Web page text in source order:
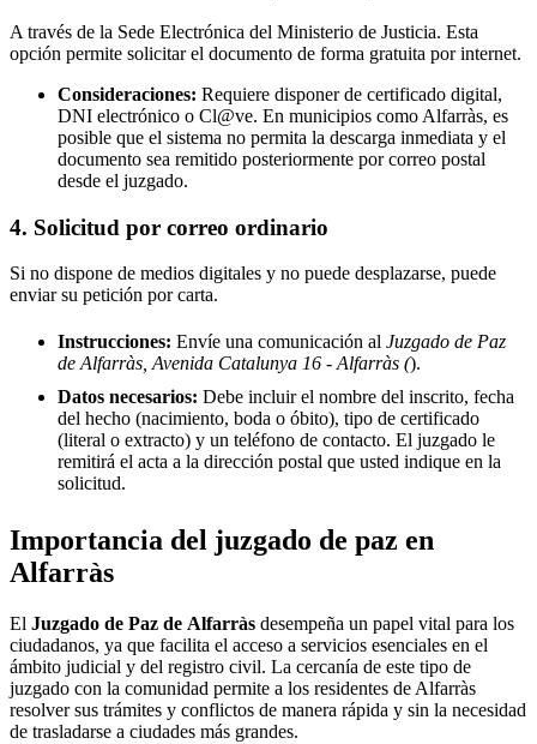
A través de la Sede Electrónica del Ministerio de Justicia. Esta
opción permite solicitar el documento de forma gratuita por internet.
Consideraciones: Requiere disponer de certificado digital,
DNI electrónico o Cl@ve. En municipios como Alfarràs, es
posible que el sistema no permita la descarga inmediata y el
documento sea remitido posteriormente por correo postal
desde el juzgado.
4. Solicitud por correo ordinario
Si no dispone de medios digitales y no puede desplazarse, puede
enviar su petición por carta.
Instrucciones: Envíe una comunicación al Juzgado de Paz
de Alfarràs, Avenida Catalunya 16 - Alfarràs ().
Datos necesarios: Debe incluir el nombre del inscrito, fecha
del hecho (nacimiento, boda o óbito), tipo de certificado
(literal o extracto) y un teléfono de contacto. El juzgado le
remitirá el acta a la dirección postal que usted indique en la
solicitud.
Importancia del juzgado de paz en
Alfarràs
El Juzgado de Paz de Alfarràs desempeña un papel vital para los
ciudadanos, ya que facilita el acceso a servicios esenciales en el
ámbito judicial y del registro civil. La cercanía de este tipo de
juzgado con la comunidad permite a los residentes de Alfarràs
resolver sus trámites y conflictos de manera rápida y sin la necesidad
de trasladarse a ciudades más grandes.